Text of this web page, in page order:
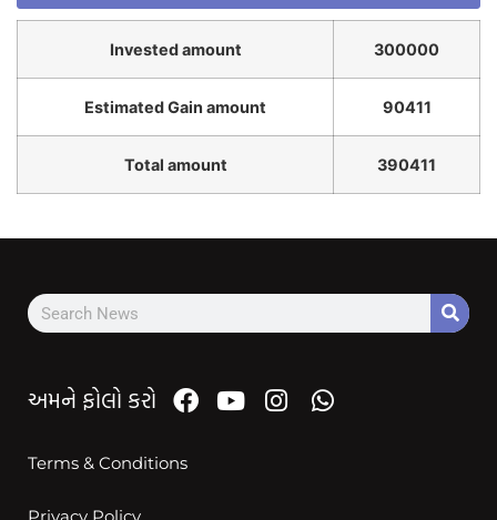
Invested amount 300000
Estimated Gain amount 90411
Total amount 390411
અમને ફોલો કરો
Terms & Conditions